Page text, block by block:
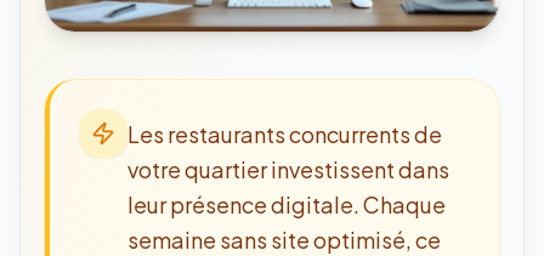
Les restaurants concurrents de
votre quartier investissent dans
leur présence digitale. Chaque
semaine sans site optimisé, ce